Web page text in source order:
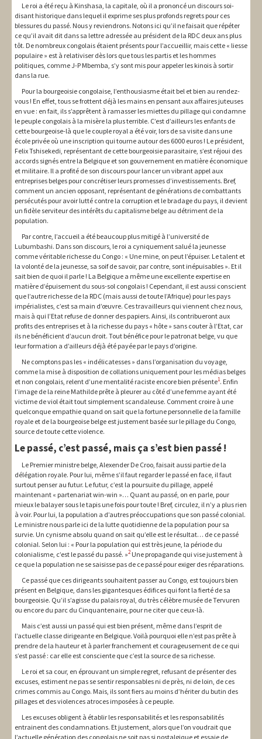
Le roi a été reçu à Kinshasa, la capitale, où il a prononcé un discours soi-
disant historique dans lequel il exprime ses plus profonds regrets pour ces
blessures du passé. Nous y reviendrons. Notons ici qu’il ne faisait que répéter
ce qu’il avait dit dans sa lettre adressée au président de la RDC deux ans plus
tôt. De nombreux congolais étaient présents pour l’accueillir, mais cette « liesse
populaire » est à relativiser dès lors que tous les partis et les hommes
politiques, comme J-P Mbemba, s’y sont mis pour appeler les kinois à sortir
dans la rue.
Pour la bourgeoisie congolaise, l’enthousiasme était bel et bien au rendez-
vous ! En effet, tous se frottent déjà les mains en pensant aux affaires juteuses
en vue : en fait, ils s’apprêtent à ramasser les miettes du pillage qui condamne
le peuple congolais à la misère la plus terrible. C’est d’ailleurs les enfants de
cette bourgeoise-là que le couple royal a été voir, lors de sa visite dans une
école privée où une inscription qui tourne autour des 6000 euros ! Le président,
Felix Tshisekedi, représentant de cette bourgeoisie parasitaire, s’est réjoui des
accords signés entre la Belgique et son gouvernement en matière économique
et militaire. Il a profité de son discours pour lancer un vibrant appel aux
entreprises belges pour concrétiser leurs promesses d’investissements. Bref,
comment un ancien opposant, représentant de générations de combattants
persécutés pour avoir lutté contre la corruption et le bradage du pays, il devient
un fidèle serviteur des intérêts du capitalisme belge au détriment de la
population.
Par contre, l’accueil a été beaucoup plus mitigé à l’université de
Lubumbashi. Dans son discours, le roi a cyniquement salué la jeunesse
comme véritable richesse du Congo : « Une mine, on peut l’épuiser. Le talent et
la volonté de la jeunesse, sa soif de savoir, par contre, sont inépuisables ». Et il
sait bien de quoi il parle ! La Belgique a même une excellente expertise en
matière d’épuisement du sous-sol congolais ! Cependant, il est aussi conscient
que l’autre richesse de la RDC (mais aussi de toute l’Afrique) pour les pays
impérialistes, c’est sa main d’œuvre. Ces travailleurs qui viennent chez nous,
mais à qui l’Etat refuse de donner des papiers. Ainsi, ils contribueront aux
profits des entreprises et à la richesse du pays « hôte » sans couter à l’Etat, car
ils ne bénéficient d’aucun droit. Tout bénéfice pour le patronat belge, vu que
leur formation a d’ailleurs déjà été payée par le pays d’origine.
Ne comptons pas les « indélicatesses » dans l’organisation du voyage,
comme la mise à disposition de collations uniquement pour les médias belges
et non congolais, relent d’une mentalité raciste encore bien présente1. Enfin
l’image de la reine Mathilde prête à pleurer au côté d’une femme ayant été
victime de viol était tout simplement scandaleuse. Comment croire à une
quelconque empathie quand on sait que la fortune personnelle de la famille
royale et de la bourgeoise belge est justement basée sur le pillage du Congo,
source de toute cette violence.
Le passé, c’est passé, mais ça s’est bien passé !
Le Premier ministre belge, Alexender De Croo, faisait aussi partie de la
délégation royale. Pour lui, même s’il faut regarder le passé en face, il faut
surtout penser au futur. Le futur, c’est la poursuite du pillage, appelé
maintenant « partenariat win-win »… Quant au passé, on en parle, pour
mieux le balayer sous le tapis une fois pour toute ! Bref, circulez, il n’y a plus rien
à voir. Pour lui, la population a d’autres préoccupations que son passé colonial.
Le ministre nous parle ici de la lutte quotidienne de la population pour sa
survie. Un cynisme absolu quand on sait qu’elle est le résultat… de ce passé
colonial. Selon lui : « Pour la population qui est très jeune, la période du
colonialisme, c’est le passé du passé. »2Une propagande qui vise justement à
ce que la population ne se saisisse pas de ce passé pour exiger des réparations.
Ce passé que ces dirigeants souhaitent passer au Congo, est toujours bien
présent en Belgique, dans les gigantesques édifices qui font la fierté de sa
bourgeoisie. Qu’il s’agisse du palais royal, du très célèbre musée de Tervuren
ou encore du parc du Cinquantenaire, pour ne citer que ceux-là.
Mais c’est aussi un passé qui est bien présent, même dans l’esprit de
l’actuelle classe dirigeante en Belgique. Voilà pourquoi elle n’est pas prête à
prendre de la hauteur et à parler franchement et courageusement de ce qui
s’est passé : car elle est consciente que c’est la source de sa richesse.
Le roi et sa cour, en éprouvant un simple regret, refusant de présenter des
excuses, estiment ne pas se sentir responsables ni de près, ni de loin, de ces
crimes commis au Congo. Mais, ils sont fiers au moins d’hériter du butin des
pillages et des violences atroces imposées à ce peuple.
Les excuses obligent à établir les responsabilités et les responsabilités
entrainent des condamnations. Et justement, alors que l’on voudrait que
l’actuelle génération des congolais ne soit pas si nostalgique et essaie de